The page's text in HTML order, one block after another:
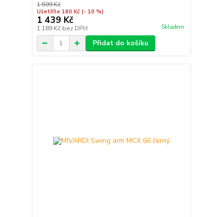
1 599 Kč
Ušetříte 160 Kč (- 10 %)
1 439 Kč
1 189 Kč bez DPH Skladem
Přidat do košíku